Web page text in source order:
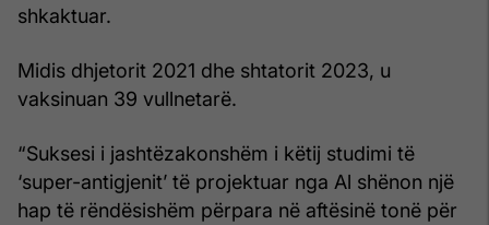
shkaktuar.
Midis dhjetorit 2021 dhe shtatorit 2023, u
vaksinuan 39 vullnetarë.
“Suksesi i jashtëzakonshëm i këtij studimi të
‘super-antigjenit’ të projektuar nga Al shënon një
hap të rëndësishëm përpara në aftësinë tonë për